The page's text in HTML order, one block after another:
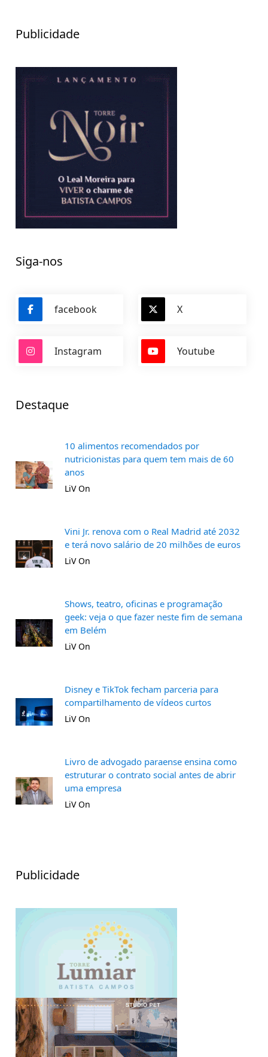
Publicidade
Siga-nos
facebook X
Instagram Youtube
Destaque
10 alimentos recomendados por
nutricionistas para quem tem mais de 60
anos
LiV On
Vini Jr. renova com o Real Madrid até 2032
e terá novo salário de 20 milhões de euros
LiV On
Shows, teatro, oficinas e programação
geek: veja o que fazer neste fim de semana
em Belém
LiV On
Disney e TikTok fecham parceria para
compartilhamento de vídeos curtos
LiV On
Livro de advogado paraense ensina como
estruturar o contrato social antes de abrir
uma empresa
LiV On
Publicidade